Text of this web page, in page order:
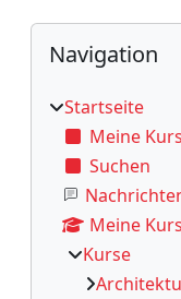
Blöcke
Navigation
Navigation
Startseite
Meine
Suchen
Meine
Kurse